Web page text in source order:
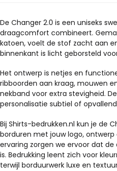
gekozen
worden
op
de
productpagina
De Changer 2.0 is een uniseks
draagcomfort combineert.
katoen, voelt de stof zacht aan
binnenkant is licht geborsteld
Het ontwerp is netjes en
ribboorden aan kraag, mouwen
nekband voor extra stevigheid.
personalisatie subtiel of
Bij Shirts-bedrukken.nl kun je de
borduren met jouw logo,
ervaring zorgen we ervoor dat
is. Bedrukking leent zich voor
terwijl borduurwerk luxe en